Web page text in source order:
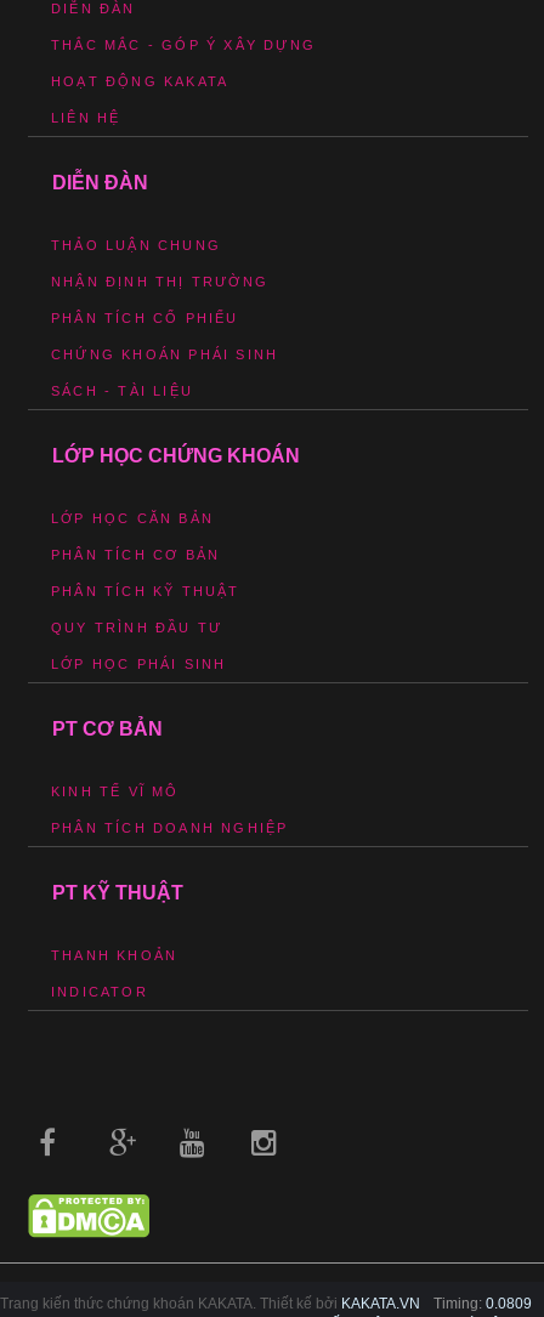
DIỄN ĐÀN
THẮC MẮC - GÓP Ý XÂY DỰNG
HOẠT ĐỘNG KAKATA
LIÊN HỆ
DIỄN ĐÀN
THẢO LUẬN CHUNG
NHẬN ĐỊNH THỊ TRƯỜNG
PHÂN TÍCH CỔ PHIẾU
CHỨNG KHOÁN PHÁI SINH
SÁCH - TÀI LIỆU
LỚP HỌC CHỨNG KHOÁN
LỚP HỌC CĂN BẢN
PHÂN TÍCH CƠ BẢN
PHÂN TÍCH KỸ THUẬT
QUY TRÌNH ĐẦU TƯ
LỚP HỌC PHÁI SINH
PT CƠ BẢN
KINH TẾ VĨ MÔ
PHÂN TÍCH DOANH NGHIỆP
PT KỸ THUẬT
THANH KHOẢN
INDICATOR
Trang kiến thức chứng khoán KAKATA. Thiết kế bởi KAKATA.VN
Timing: 0.0809